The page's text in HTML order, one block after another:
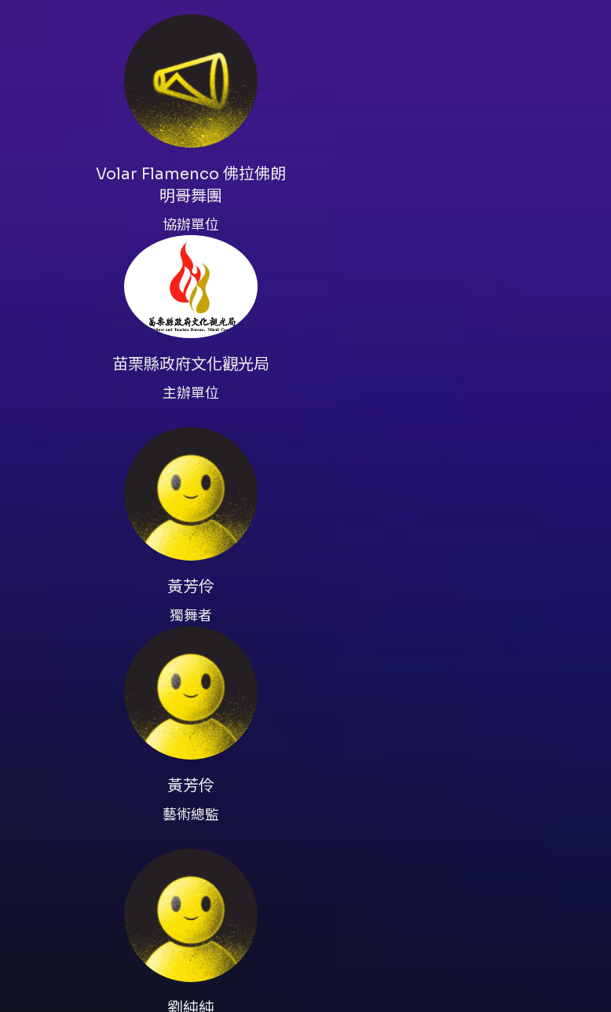
音樂總監｜孟思齊、陳志民
舞台監督｜吳佩蓉
公關執行｜劉純純
前台執行｜吳雯芊
舞台設計｜吳進棠，吳則逸
攝影｜吳玉慈
平面設計｜吳佩蓉
《演出者》
佛朗明哥吉他｜孟思齊
佛朗明哥吟唱｜陳志民
獨舞者｜黃芳伶、劉純純
特邀獨舞者｜黃子瓅、饒筱菁
Volar Flamenco 佛拉佛朗明哥舞團團員
獨舞者 黃芳伶
苗栗縣 Alma 佛朗明哥發展協會理事長，於 2009 年開始接觸西班牙佛朗明哥
隆納藝術中心，與當地的藝術家共同演出。
獨舞者 劉純純
旅居西班牙巴塞隆納回台。受正統佛朗明哥訓練多年，並於巴塞隆納之劇院，
八屆國際佛朗明哥舞蹈大賽專業組決賽入圍。
特邀舞者 黃子瓅
台北邊境佛朗明哥舞團負責人，與多位西班牙藝術家合作演出和舞蹈工作坊。
目前在 19 號排練場擔任管理人和舞蹈老師，協助推廣佛朗明哥藝術。
特邀舞者 饒筱菁
2002年開始學習佛朗明哥。多次於西班牙外師來台的演出中擔任舞者，並時
吉他手 孟思齊
國、加拿大、中南美洲與亞洲，目前旅居於台灣。
歌手 陳志民
牙醫執業15年後棄醫從事藝文工作，西班牙賽維亞佛朗明哥學校Fundación
多數佛朗明哥團體均曾合作演出，亦曾應邀赴香港、韓國、菲律賓等地參加藝
主辦單位｜苗栗縣政府文化觀光局
承辦單位｜Alma 佛朗明哥發展協會
Volar Flamenco 佛拉佛朗
明哥舞團
協辦單位
苗栗縣政府文化觀光局
主辦單位
黃芳伶
獨舞者
黃芳伶
藝術總監